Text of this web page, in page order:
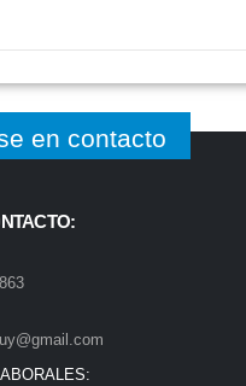
en contacto